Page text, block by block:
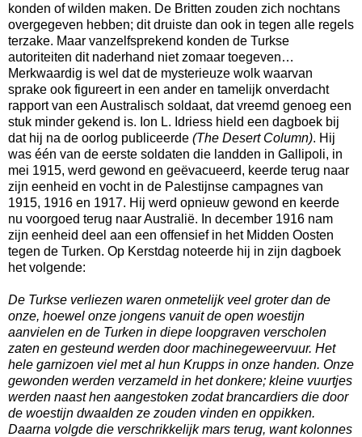
konden of wilden maken. De Britten zouden zich nochtans
overgegeven hebben; dit druiste dan ook in tegen alle regels
terzake. Maar vanzelfsprekend konden de Turkse
autoriteiten dit naderhand niet zomaar toegeven…
Merkwaardig is wel dat de mysterieuze wolk waarvan
sprake ook figureert in een ander en tamelijk onverdacht
rapport van een Australisch soldaat, dat vreemd genoeg een
stuk minder gekend is. Ion L. Idriess hield een dagboek bij
dat hij na de oorlog publiceerde (The Desert Column). Hij
was één van de eerste soldaten die landden in Gallipoli, in
mei 1915, werd gewond en geëvacueerd, keerde terug naar
zijn eenheid en vocht in de Palestijnse campagnes van
1915, 1916 en 1917. Hij werd opnieuw gewond en keerde
nu voorgoed terug naar Australië. In december 1916 nam
zijn eenheid deel aan een offensief in het Midden Oosten
tegen de Turken. Op Kerstdag noteerde hij in zijn dagboek
het volgende:
De Turkse verliezen waren onmetelijk veel groter dan de
onze, hoewel onze jongens vanuit de open woestijn
aanvielen en de Turken in diepe loopgraven verscholen
zaten en gesteund werden door machinegeweervuur. Het
hele garnizoen viel met al hun Krupps in onze handen. Onze
gewonden werden verzameld in het donkere; kleine vuurtjes
werden naast hen aangestoken zodat brancardiers die door
de woestijn dwaalden ze zouden vinden en oppikken.
Daarna volgde die verschrikkelijk mars terug, want kolonnes